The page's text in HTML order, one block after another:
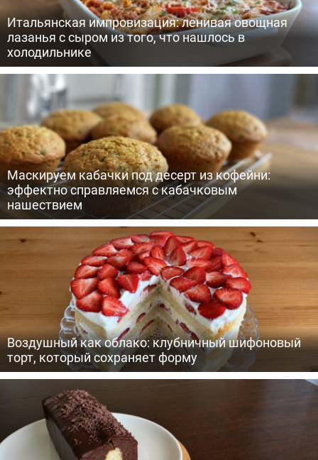
Итальянская импровизация: ленивая овощная
лазанья с сыром из того, что нашлось в
холодильнике
Маскируем кабачки под десерт из кофейни:
эффектно справляемся с кабачковым
нашествием
Воздушный как облако: клубничный шифоновый
торт, который сохраняет форму